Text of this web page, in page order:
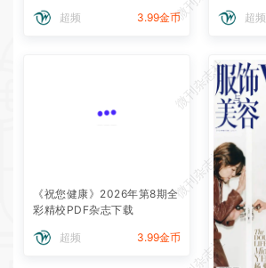
超频 3.99金币 超频
《祝您健康》2026年第8期全
彩精校PDF杂志下载
超频 3.99金币
微刊杂志社
微刊杂志社